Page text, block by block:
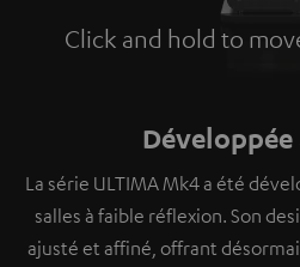
Click and hold to
Tap to
Développée
La série ULTIMA Mk4 a été
salles à faible réflexion. Son
ajusté et affiné, offrant